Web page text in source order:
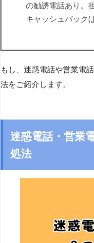
の勧誘電話あり。
キャッシュバック
もし、迷惑電話や営業電
法をご紹介します。
迷惑電話・営業
処法